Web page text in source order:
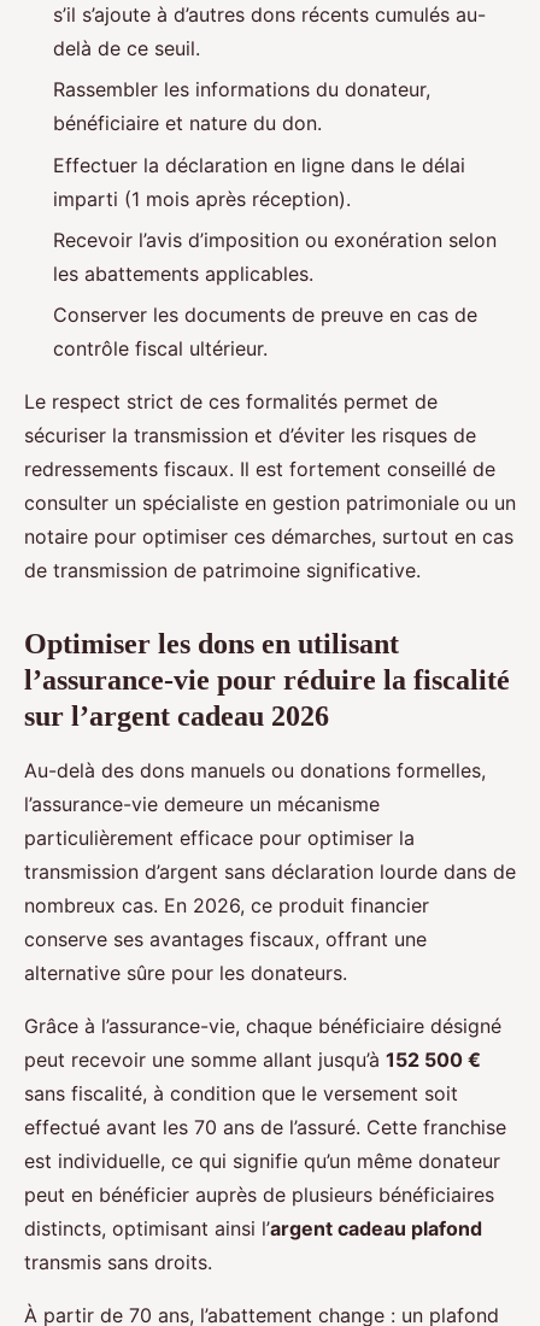
s’il s’ajoute à d’autres dons récents cumulés au-
delà de ce seuil.
Rassembler les informations du donateur,
bénéficiaire et nature du don.
Effectuer la déclaration en ligne dans le délai
imparti (1 mois après réception).
Recevoir l’avis d’imposition ou exonération selon
les abattements applicables.
Conserver les documents de preuve en cas de
contrôle fiscal ultérieur.
Le respect strict de ces formalités permet de
sécuriser la transmission et d’éviter les risques de
redressements fiscaux. Il est fortement conseillé de
consulter un spécialiste en gestion patrimoniale ou un
notaire pour optimiser ces démarches, surtout en cas
de transmission de patrimoine significative.
Optimiser les dons en utilisant
l’assurance-vie pour réduire la fiscalité
sur l’argent cadeau 2026
Au-delà des dons manuels ou donations formelles,
l’assurance-vie demeure un mécanisme
particulièrement efficace pour optimiser la
transmission d’argent sans déclaration lourde dans de
nombreux cas. En 2026, ce produit financier
conserve ses avantages fiscaux, offrant une
alternative sûre pour les donateurs.
Grâce à l’assurance-vie, chaque bénéficiaire désigné
peut recevoir une somme allant jusqu’à 152 500 €
sans fiscalité, à condition que le versement soit
effectué avant les 70 ans de l’assuré. Cette franchise
est individuelle, ce qui signifie qu’un même donateur
peut en bénéficier auprès de plusieurs bénéficiaires
distincts, optimisant ainsi l’argent cadeau plafond
transmis sans droits.
À partir de 70 ans, l’abattement change : un plafond